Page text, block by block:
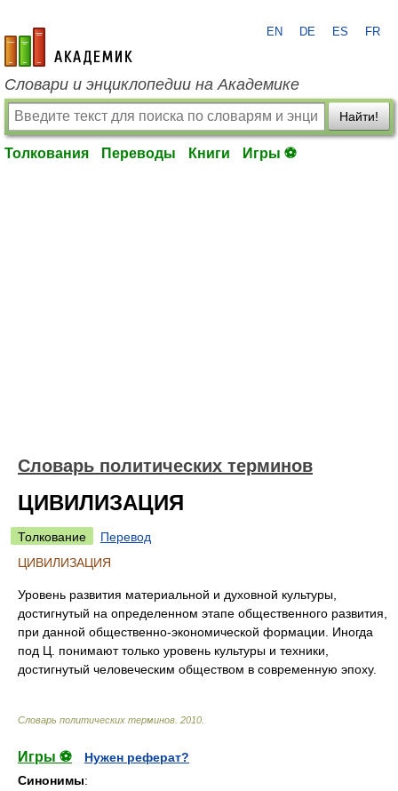
academic.ru
EN DE ES FR
Словари и энциклопедии на Академике
Найти!
Толкования Переводы Книги Игры ⚽
Словарь политических терминов
ЦИВИЛИЗАЦИЯ
Толкование
Перевод
ЦИВИЛИЗАЦИЯ
Уровень развития материальной и духовной культуры,
достигнутый на определенном этапе общественного развития,
при данной общественно-экономической формации. Иногда
под Ц. понимают только уровень культуры и техники,
достигнутый человеческим обществом в современную эпоху.
Словарь политических терминов 2010
Игры ⚽
Нужен реферат?
Синонимы: